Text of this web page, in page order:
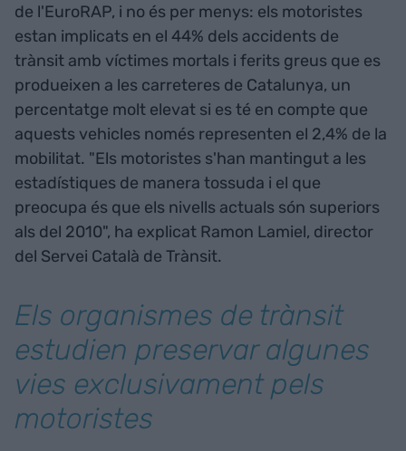
de l'EuroRAP, i no és per menys: els motoristes
estan implicats en el 44% dels accidents de
trànsit amb víctimes mortals i ferits greus que es
produeixen a les carreteres de Catalunya, un
percentatge molt elevat si es té en compte que
aquests vehicles només representen el 2,4% de la
mobilitat. "Els motoristes s'han mantingut a les
estadístiques de manera tossuda i el que
preocupa és que els nivells actuals són superiors
als del 2010", ha explicat Ramon Lamiel, director
del Servei Català de Trànsit.
Els organismes de trànsit
estudien preservar algunes
vies exclusivament pels
motoristes